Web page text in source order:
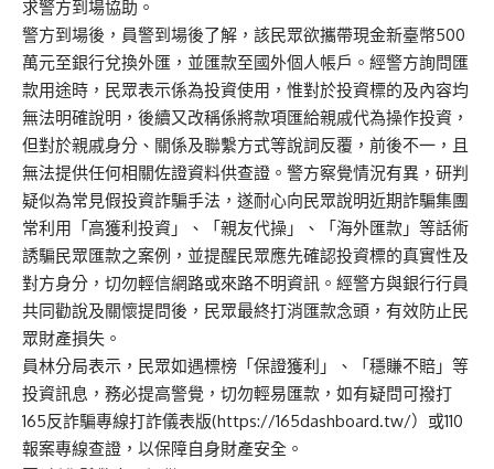
求警方到場協助。
警方到場後，員警到場後了解，該民眾欲攜帶現金新臺幣500
萬元至銀行兌換外匯，並匯款至國外個人帳戶。經警方詢問匯
款用途時，民眾表示係為投資使用，惟對於投資標的及內容均
無法明確說明，後續又改稱係將款項匯給親戚代為操作投資，
但對於親戚身分、關係及聯繫方式等說詞反覆，前後不一，且
無法提供任何相關佐證資料供查證。警方察覺情況有異，研判
疑似為常見假投資詐騙手法，遂耐心向民眾說明近期詐騙集團
常利用「高獲利投資」、「親友代操」、「海外匯款」等話術
誘騙民眾匯款之案例，並提醒民眾應先確認投資標的真實性及
對方身分，切勿輕信網路或來路不明資訊。經警方與銀行行員
共同勸說及關懷提問後，民眾最終打消匯款念頭，有效防止民
眾財產損失。
員林分局表示，民眾如遇標榜「保證獲利」、「穩賺不賠」等
投資訊息，務必提高警覺，切勿輕易匯款，如有疑問可撥打
165反詐騙專線打詐儀表版(https://165dashboard.tw/）或110
報案專線查證，以保障自身財產安全。